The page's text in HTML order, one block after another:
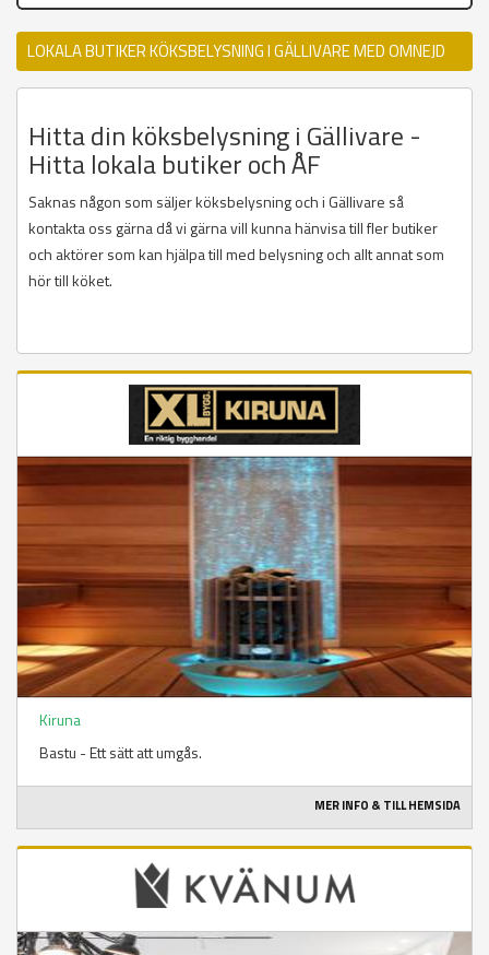
LOKALA BUTIKER KÖKSBELYSNING I GÄLLIVARE MED OMNEJD
Hitta din köksbelysning i Gällivare -
Hitta lokala butiker och ÅF
Saknas någon som säljer köksbelysning och i Gällivare så
kontakta oss gärna då vi gärna vill kunna hänvisa till fler butiker
och aktörer som kan hjälpa till med belysning och allt annat som
hör till köket.
Kiruna
Bastu - Ett sätt att umgås.
MER INFO & TILL HEMSIDA